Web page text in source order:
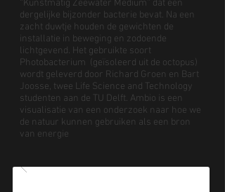
“Kunstmatig Zeewater Medium” dat een
dergelijke bijzonder bacterie bevat. Na een
zacht duwtje houden de gewichten de
installatie in beweging en zodoende
lichtgevend. Het gebruikte soort
Photobacterium (geïsoleerd uit de octopus)
wordt geleverd door Richard Groen en Bart
Joosse, twee Life Science and Technology
studenten aan de TU Delft. Ambio is een
visualisatie van een onderzoek naar hoe we
de natuur kunnen gebruiken als een bron
van energie